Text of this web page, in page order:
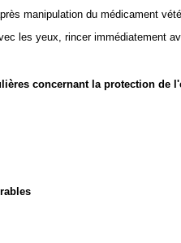
manipulation du médicament
les yeux, rincer immédiatement
concernant la protection de